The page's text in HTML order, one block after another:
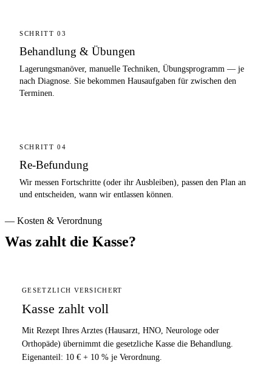
SCHRITT 03
Behandlung & Übungen
Lagerungsmanöver, manuelle Techniken, Übungsprogramm — je
nach Diagnose. Sie bekommen Hausaufgaben für zwischen den
Terminen.
SCHRITT 04
Re-Befundung
Wir messen Fortschritte (oder ihr Ausbleiben), passen den Plan an
und entscheiden, wann wir entlassen können.
— Kosten & Verordnung
Was zahlt die Kasse?
GESETZLICH VERSICHERT
Kasse zahlt voll
Mit Rezept Ihres Arztes (Hausarzt, HNO, Neurologe oder
Orthopäde) übernimmt die gesetzliche Kasse die Behandlung.
Eigenanteil: 10 € + 10 % je Verordnung.